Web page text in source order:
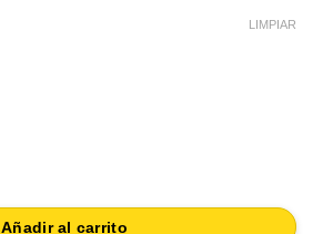
LIMPIAR
30MM LATON SATINADO cantidad
Añadir al carrito